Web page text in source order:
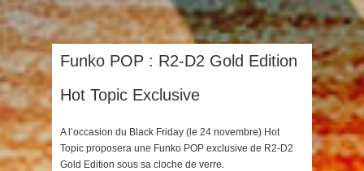
Funko POP : R2-D2 Gold Edition
Hot Topic Exclusive
A l’occasion du Black Friday (le 24 novembre) Hot
Topic proposera une Funko POP exclusive de R2-D2
Gold Edition sous sa cloche de verre.